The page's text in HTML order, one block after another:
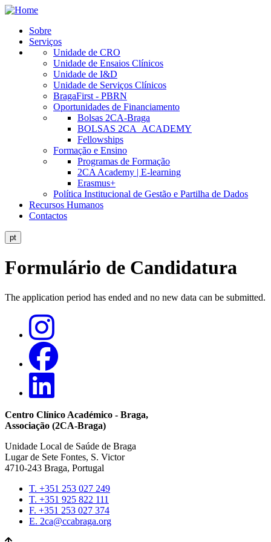
Skip
main
content
Public
Sobre
Serviços
Unidade de CRO
Unidade de Ensaios Clínicos
Unidade de I&D
Unidade de Serviços Clínicos
BragaFirst - PBRN
Oportunidades de Financiamento
Bolsas 2CA-Braga
BOLSAS 2CA_ACADEMY
Fellowships
Formação e Ensino
Programas de Formação
2CA Academy | E-learning
Erasmus+
Política Institucional de Gestão e Partilha de Dados
Recursos Humanos
Contactos
pt
Formulário de Candidatura
Mensagem
estado
The application period has ended and no new data can be submitted.
Centro Clínico Académico - Braga,
Associação (2CA-Braga)
Unidade Local de Saúde de Braga
Lugar de Sete Fontes, S. Victor
4710-243 Braga, Portugal
Contacts
T. +351 253 027 249
T. +351 925 822 111
F. +351 253 027 374
E. 2ca@ccabraga.org